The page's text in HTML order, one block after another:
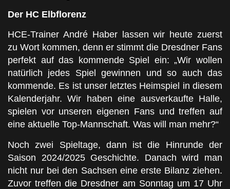
Der HC Elbflorenz
HCE-Trainer André Haber lassen wir heute zuerst
zu Wort kommen, denn er stimmt die Dresdner Fans
perfekt auf das kommende Spiel ein: „Wir wollen
natürlich jedes Spiel gewinnen und so auch das
kommende. Es ist unser letztes Heimspiel in diesem
Kalenderjahr. Wir haben eine ausverkaufte Halle,
spielen vor unseren eigenen Fans und treffen auf
eine aktuelle Top-Mannschaft. Was will man mehr?“
Noch zwei Spieltage, dann ist die Hinrunde der
Saison 2024/2025 Geschichte. Danach wird man
nicht nur bei den Sachsen eine erste Bilanz ziehen.
Zuvor treffen die Dresdner am Sonntag um 17 Uhr